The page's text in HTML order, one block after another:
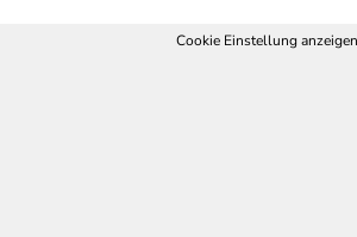
Cookie Einstellung anzeigen